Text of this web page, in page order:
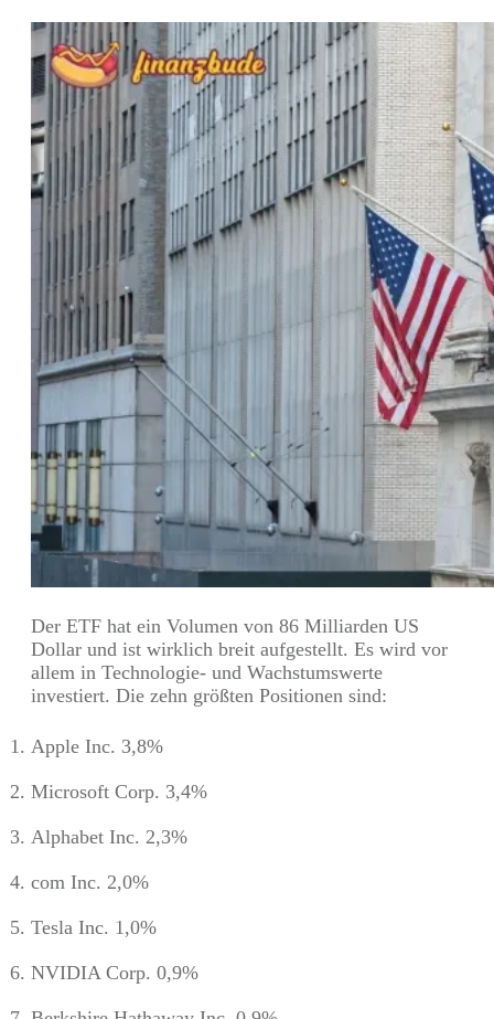
Der ETF hat ein Volumen von 86 Milliarden US
Dollar und ist wirklich breit aufgestellt. Es wird vor
allem in Technologie- und Wachstumswerte
investiert. Die zehn größten Positionen sind:
Apple Inc. 3,8%
Microsoft Corp. 3,4%
Alphabet Inc. 2,3%
com Inc. 2,0%
Tesla Inc. 1,0%
NVIDIA Corp. 0,9%